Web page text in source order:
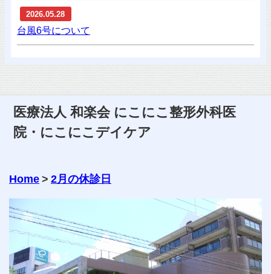
2026.05.28
台風6号について
医療法人 和楽会 にこにこ整形外科医
院・にこにこデイケア
Home > 2月の休診日